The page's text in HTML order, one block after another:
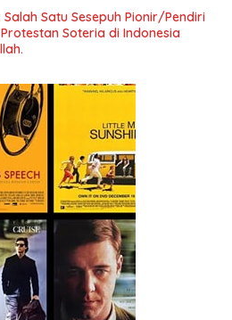
KBI yang Berbasis Riset di seluruh
Satu Sesepuh Pionir/Pendiri
Soteria di Indonesia